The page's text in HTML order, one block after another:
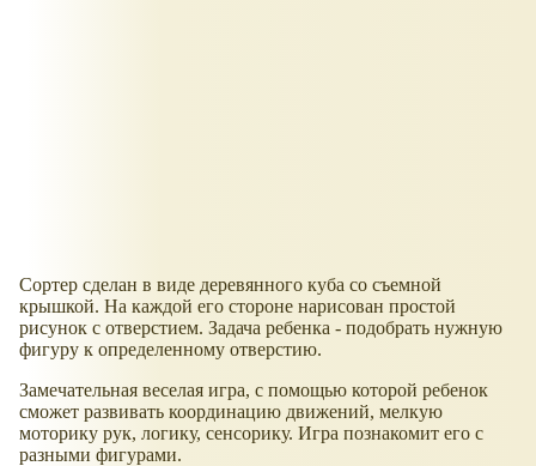
Сортер сделан в виде деревянного куба со съемной
крышкой. На каждой его стороне нарисован простой
рисунок с отверстием. Задача ребенка - подобрать нужную
фигуру к определенному отверстию.
Замечательная веселая игра, с помощью которой ребенок
сможет развивать координацию движений, мелкую
моторику рук, логику, сенсорику. Игра познакомит его с
разными фигурами.